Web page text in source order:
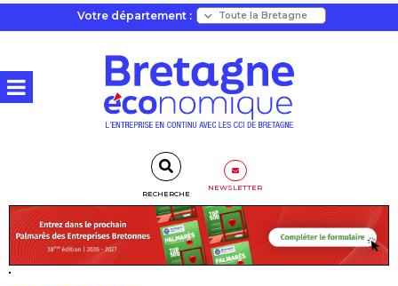
Votre département :
RECHERCHE
NEWSLETTER